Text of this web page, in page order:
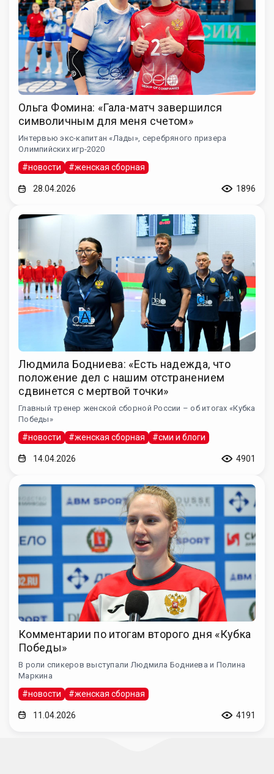
Ольга Фомина: «Гала-матч завершился
символичным для меня счетом»
Интервью экс-капитан «Лады», серебряного призера
Олимпийских игр-2020
#новости #женская сборная
28.04.2026 1896
Людмила Бодниева: «Есть надежда, что
положение дел с нашим отстранением
сдвинется с мертвой точки»
Главный тренер женской сборной России – об итогах «Кубка
Победы»
#новости #женская сборная #сми и блоги
14.04.2026 4901
Комментарии по итогам второго дня «Кубка
Победы»
В роли спикеров выступали Людмила Бодниева и Полина
Маркина
#новости #женская сборная
11.04.2026 4191